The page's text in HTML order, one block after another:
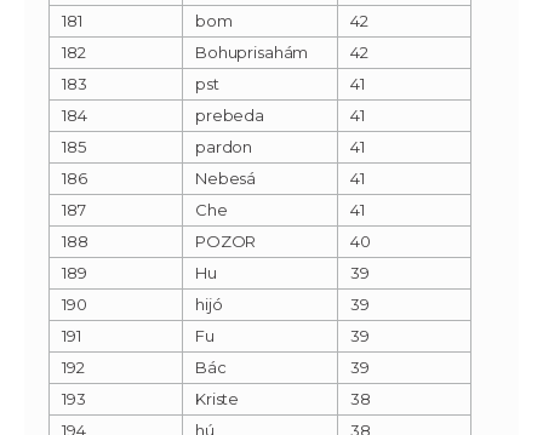
181
bom
42
182
Bohuprisahám
42
183
pst
41
184
prebeda
41
185
pardon
41
186
Nebesá
41
187
Che
41
188
POZOR
40
189
Hu
39
190
hijó
39
191
Fu
39
192
Bác
39
193
Kriste
38
194
hú 38